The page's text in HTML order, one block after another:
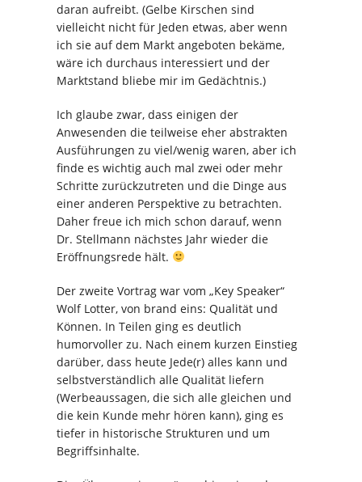
daran aufreibt. (Gelbe Kirschen sind
vielleicht nicht für Jeden etwas, aber wenn
ich sie auf dem Markt angeboten bekäme,
wäre ich durchaus interessiert und der
Marktstand bliebe mir im Gedächtnis.)
Ich glaube zwar, dass einigen der
Anwesenden die teilweise eher abstrakten
Ausführungen zu viel/wenig waren, aber ich
finde es wichtig auch mal zwei oder mehr
Schritte zurückzutreten und die Dinge aus
einer anderen Perspektive zu betrachten.
Daher freue ich mich schon darauf, wenn
Dr. Stellmann nächstes Jahr wieder die
Eröffnungsrede hält.
Der zweite Vortrag war vom „Key Speaker“
Wolf Lotter, von brand eins: Qualität und
Können. In Teilen ging es deutlich
humorvoller zu. Nach einem kurzen Einstieg
darüber, dass heute Jede(r) alles kann und
selbstverständlich alle Qualität liefern
(Werbeaussagen, die sich alle gleichen und
die kein Kunde mehr hören kann), ging es
tiefer in historische Strukturen und um
Begriffsinhalte.